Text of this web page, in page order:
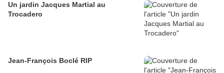
Un jardin Jacques Martial au
Trocadero
Jean-François Boclé RIP